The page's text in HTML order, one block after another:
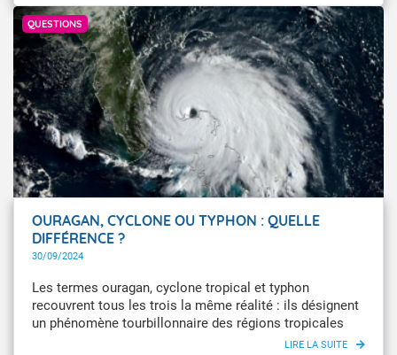
pression en son centre est très basse.
QUESTIONS
Météo-France
OURAGAN, CYCLONE OU TYPHON : QUELLE
DIFFÉRENCE ?
30/09/2024
Les termes ouragan, cyclone tropical et typhon
recouvrent tous les trois la même réalité : ils désignent
un phénomène tourbillonnaire des régions tropicales
associé à des masses pluvio-orageuses organisées et